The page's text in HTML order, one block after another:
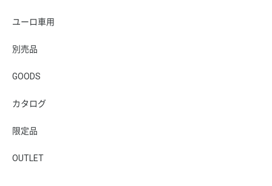
ユーロ車用
別売品
GOODS
カタログ
限定品
OUTLET